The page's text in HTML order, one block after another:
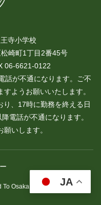
寺小学校
崎町1丁目2番45号
06-6621-0122
話が不通になります。ご不
ようお願いいたします。
、17時に勤務を終える日
電話が不通になります。
いします。
Osaka Kyoiku University.
JA